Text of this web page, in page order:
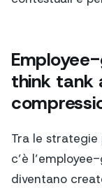
think tank
Tra le strategie
c’è
diventano